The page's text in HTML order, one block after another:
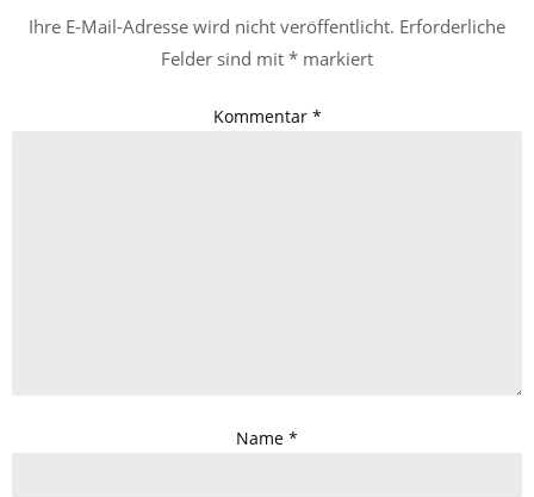
Ihre E-Mail-Adresse wird nicht veröffentlicht. Erforderliche
Felder sind mit * markiert
Kommentar *
Name *